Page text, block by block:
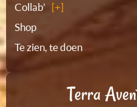
Collab'
Shop
Te zien, te doen
Terra